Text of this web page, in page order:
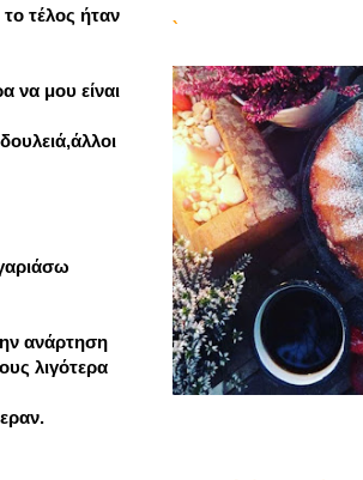
τέλος ήταν
να μου είναι
ανάρτηση
λιγότερα
`